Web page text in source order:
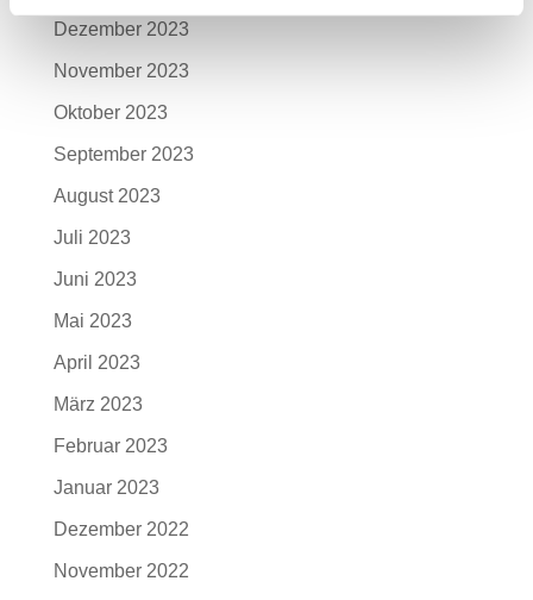
Dezember 2023
November 2023
Oktober 2023
September 2023
August 2023
Juli 2023
Juni 2023
Mai 2023
April 2023
März 2023
Februar 2023
Januar 2023
Dezember 2022
November 2022